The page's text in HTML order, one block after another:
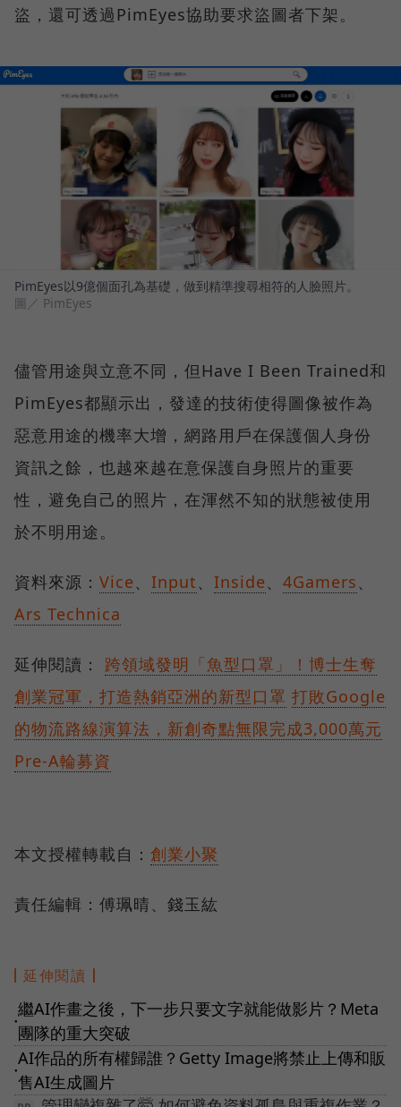
盜，還可透過PimEyes協助要求盜圖者下架。
PimEyes以9億個面孔為基礎，做到精準搜尋相符的人臉照片。
圖／ PimEyes
儘管用途與立意不同，但Have I Been Trained和
PimEyes都顯示出，發達的技術使得圖像被作為
惡意用途的機率大增，網路用戶在保護個人身份
資訊之餘，也越來越在意保護自身照片的重要
性，避免自己的照片，在渾然不知的狀態被使用
於不明用途。
資料來源： Vice Input Inside 4Gamers
Ars Technica
延伸閱讀： 跨領域發明「魚型口罩」！博士生奪
創業冠軍，打造熱銷亞洲的新型口罩 打敗Google
的物流路線演算法，新創奇點無限完成3,000萬元
Pre-A輪募資
本文授權轉載自： 創業小聚
責任編輯：傅珮晴、錢玉紘
延伸閱讀
●
繼AI作畫之後，下一步只要文字就能做影片？Meta
團隊的重大突破
●
AI作品的所有權歸誰？Getty Image將禁止上傳和販
售AI生成圖片